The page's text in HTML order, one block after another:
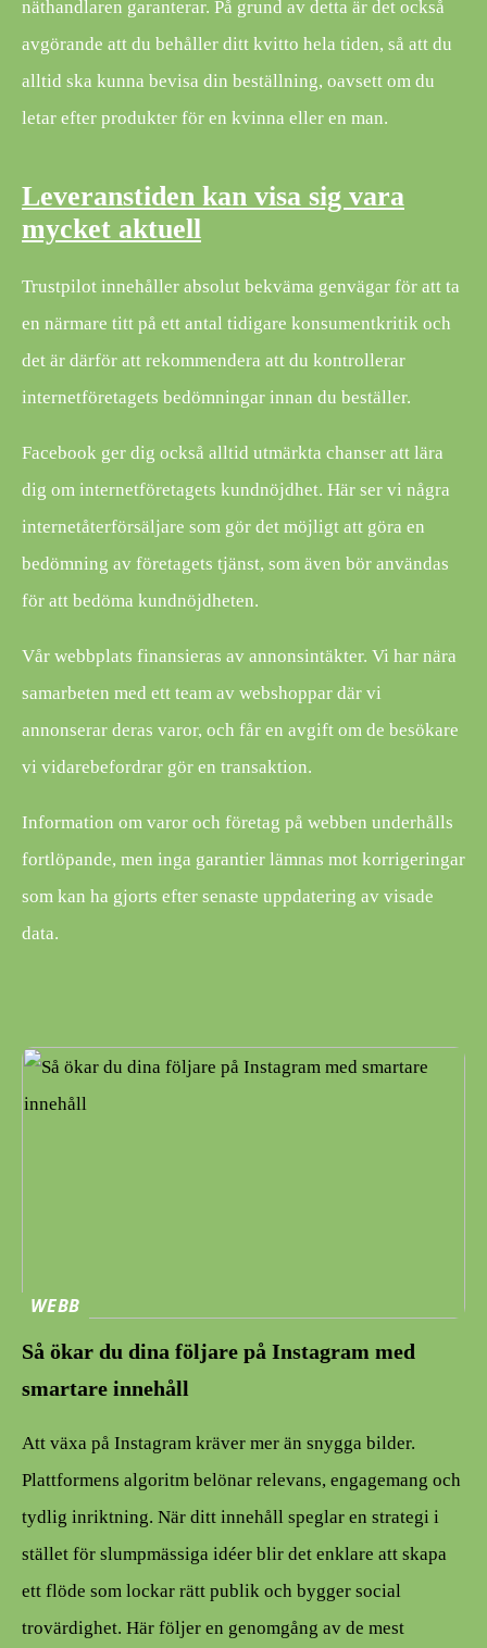
näthandlaren garanterar. På grund av detta är det också
avgörande att du behåller ditt kvitto hela tiden, så att du
alltid ska kunna bevisa din beställning, oavsett om du
letar efter produkter för en kvinna eller en man.
Leveranstiden kan visa sig vara
mycket aktuell
Trustpilot innehåller absolut bekväma genvägar för att ta
en närmare titt på ett antal tidigare konsumentkritik och
det är därför att rekommendera att du kontrollerar
internetföretagets bedömningar innan du beställer.
Facebook ger dig också alltid utmärkta chanser att lära
dig om internetföretagets kundnöjdhet. Här ser vi några
internetåterförsäljare som gör det möjligt att göra en
bedömning av företagets tjänst, som även bör användas
för att bedöma kundnöjdheten.
Vår webbplats finansieras av annonsintäkter. Vi har nära
samarbeten med ett team av webshoppar där vi
annonserar deras varor, och får en avgift om de besökare
vi vidarebefordrar gör en transaktion.
Information om varor och företag på webben underhålls
fortlöpande, men inga garantier lämnas mot korrigeringar
som kan ha gjorts efter senaste uppdatering av visade
data.
WEBB
Så ökar du dina följare på Instagram med
smartare innehåll
Att växa på Instagram kräver mer än snygga bilder.
Plattformens algoritm belönar relevans, engagemang och
tydlig inriktning. När ditt innehåll speglar en strategi i
stället för slumpmässiga idéer blir det enklare att skapa
ett flöde som lockar rätt publik och bygger social
trovärdighet. Här följer en genomgång av de mest